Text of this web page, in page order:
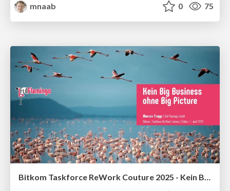
mnaab
0 75
Bitkom Taskforce ReWork Couture 2025 - Kein Big Business ohne Big Picture